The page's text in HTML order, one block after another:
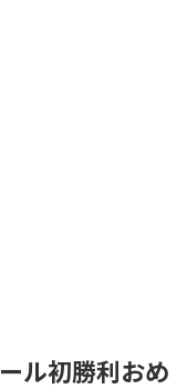
ル初勝利おめ